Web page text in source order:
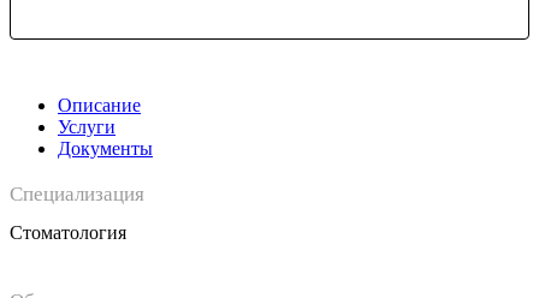
Описание
Услуги
Документы
Специализация
Стоматология